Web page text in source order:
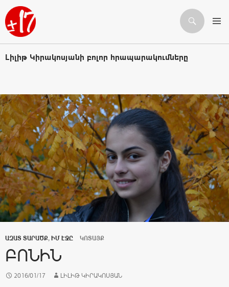
Որոնում
ԱՆՑՆԵԼ ԲՈՎԱՆԴԱԿՈՒԹՅԱՆԸ
Լիլիթ Կիրակոսյանի բոլոր հրապարակումները
ԱԶԱՏ ՏԱՐԱԾՔ, ԻՄ ԷՋԸ ԿՈՏԱՅՔ
ԲՈՆԻՆ
2016/01/17 ԼԻԼԻԹ ԿԻՐԱԿՈՍՅԱՆ